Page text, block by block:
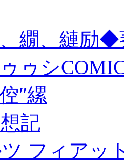
繝、縺励
ゥシ
″縲
記
フィアッ